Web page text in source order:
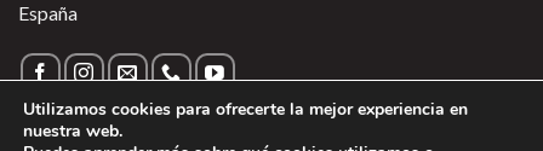
España
Utilizamos cookies para ofrecerte la mejor experiencia en
nuestra web.